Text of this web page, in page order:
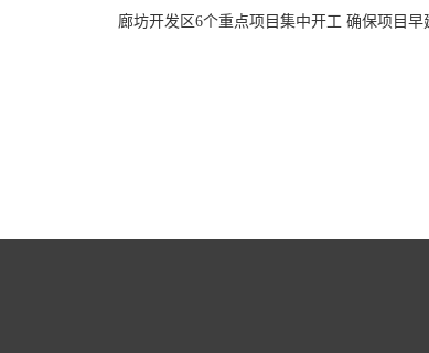
廊坊开发区6个重点项目集中开工 确保项目